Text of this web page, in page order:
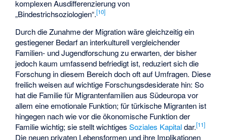
komplexen Ausdifferenzierung von
„Bindestrichsoziologien“.[10]
Durch die Zunahme der Migration wäre gleichzeitig ein
gestiegener Bedarf an interkulturell vergleichender
Familien- und Jugendforschung zu erwarten, der bisher
jedoch kaum umfassend befriedigt ist, reduziert sich die
Forschung in diesem Bereich doch oft auf Umfragen. Diese
freilich weisen auf wichtige Forschungsdesiderate hin: So
hat die Familie für Migrantenfamilien aus Südeuropa vor
allem eine emotionale Funktion; für türkische Migranten ist
hingegen nach wie vor die ökonomische Funktion der
Familie wichtig; sie stellt wichtigesSoziales Kapitaldar.[11]
Die neuen privaten Lebensformen und ihre Implikationen